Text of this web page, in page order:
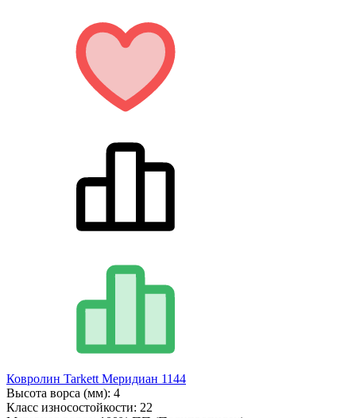
Ковролин Tarkett Меридиан 1144
Высота ворса (мм): 4
Класс износостойкости: 22